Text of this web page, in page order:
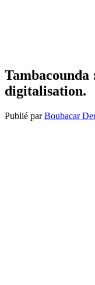
Tambacounda
digitalisation.
Publié parBoubacar